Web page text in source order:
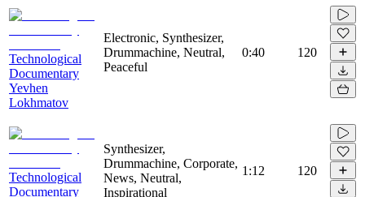
Technological
Documentary
Yevhen
Lokhmatov
Electronic, Synthesizer,
Drummachine, Neutral,
Peaceful
0:40 120
Technological
Documentary
Synthesizer,
Drummachine, Corporate,
News, Neutral,
Inspirational
1:12 120